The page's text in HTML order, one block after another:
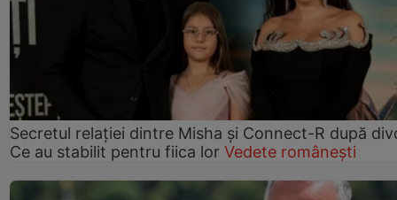
Secretul relației dintre Misha și Connect-R după
Ce au stabilit pentru fiica lor Vedete românești